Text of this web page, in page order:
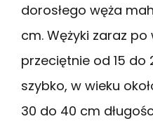
dorosłego węża
cm. Wężyki zaraz
przeciętnie od 15 do
szybko, w wieku
30 do 40 cm